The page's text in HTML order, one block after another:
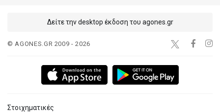
Δείτε την desktop έκδοση του agones.gr
© AGONES.GR 2009 - 2026
Στοιχηματικές